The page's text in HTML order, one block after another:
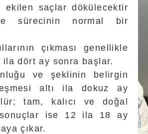
ekilen saçlar dökülecektir
sürecinin normal bir
çıkması genellikle
ila dört ay sonra başlar.
ve şeklinin belirgin
altı ila dokuz ay
tam, kalıcı ve doğal
ise 12 ila 18 ay
çıkar.